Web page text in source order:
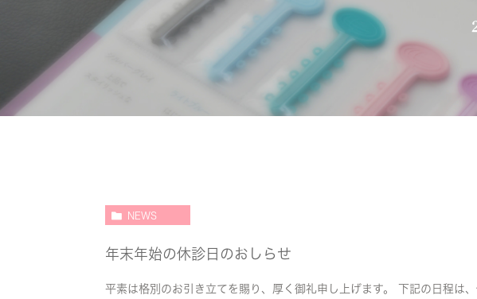
NEWS
年末年始の休診日のおしらせ
平素は格別のお引き立てを賜り、厚く御礼申し上げます。 下記の日程は、